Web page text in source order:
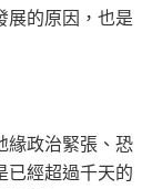
展的原因，也是
緣政治緊張、恐
已經超過千天的